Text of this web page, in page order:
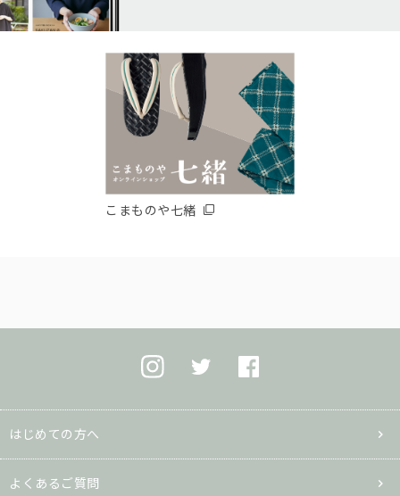
こまものや七緒
はじめての方へ
よくあるご質問